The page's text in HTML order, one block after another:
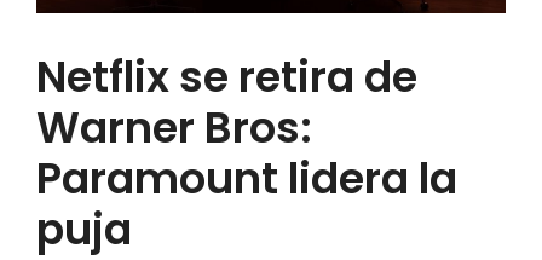
Netflix se retira de
Warner Bros:
Paramount lidera la
puja